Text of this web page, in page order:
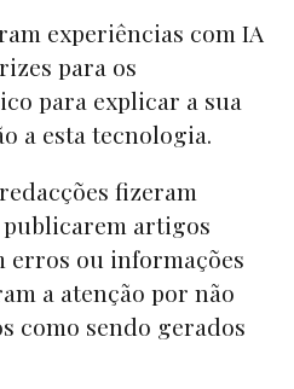
experiências com IA
para os
para explicar a sua
a esta tecnologia.
fizeram
artigos
erros ou informações
a atenção por não
como sendo gerados